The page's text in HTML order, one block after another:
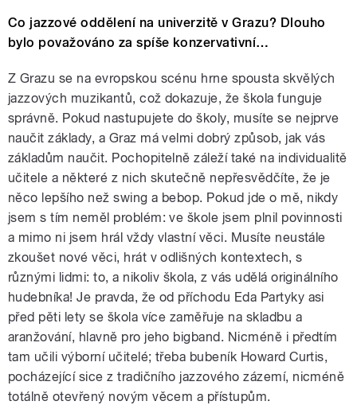
Co jazzové oddělení na univerzitě v Grazu? Dlouho
bylo považováno za spíše konzervativní…
Z Grazu se na evropskou scénu hrne spousta skvělých
jazzových muzikantů, což dokazuje, že škola funguje
správně. Pokud nastupujete do školy, musíte se nejprve
naučit základy, a Graz má velmi dobrý způsob, jak vás
základům naučit. Pochopitelně záleží také na individualitě
učitele a některé z nich skutečně nepřesvědčíte, že je
něco lepšího než swing a bebop. Pokud jde o mě, nikdy
jsem s tím neměl problém: ve škole jsem plnil povinnosti
a mimo ni jsem hrál vždy vlastní věci. Musíte neustále
zkoušet nové věci, hrát v odlišných kontextech, s
různými lidmi: to, a nikoliv škola, z vás udělá originálního
hudebníka! Je pravda, že od příchodu Eda Partyky asi
před pěti lety se škola více zaměřuje na skladbu a
aranžování, hlavně pro jeho bigband. Nicméně i předtím
tam učili výborní učitelé; třeba bubeník Howard Curtis,
pocházející sice z tradičního jazzového zázemí, nicméně
totálně otevřený novým věcem a přístupům.